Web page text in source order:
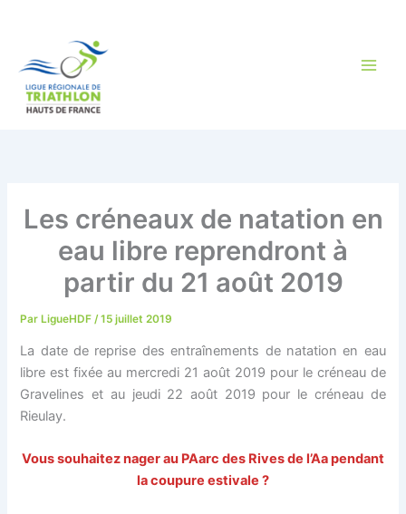
Les créneaux de natation en
eau libre reprendront à
partir du 21 août 2019
ParLigueHDF /15 juillet 2019
La date de reprise des entraînements de natation en eau
libre est fixée au mercredi 21 août 2019 pour le créneau de
Gravelines et au jeudi 22 août 2019 pour le créneau de
Rieulay.
Vous souhaitez nager au PAarc des Rives de l’Aa pendant
la coupure estivale ?